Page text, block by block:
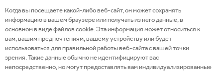
ПОЛЕЗНАЯ ИНФОРМАЦИЯ
СВЯЖИТЕСЬ С НАМИ
Когда вы посещаете какой-либо веб-сайт, он может сохранять
информацию в вашем браузере или получать из него данные, в
основном в виде файлов cookie. Эта информация может относиться к
вам, вашим предпочтениям, вашему устройству или будет
использоваться для правильной работы веб-сайта с вашей точки
зрения. Такие данные обычно не идентифицируют вас
непосредственно, но могут предоставлять вам индивидуализированные